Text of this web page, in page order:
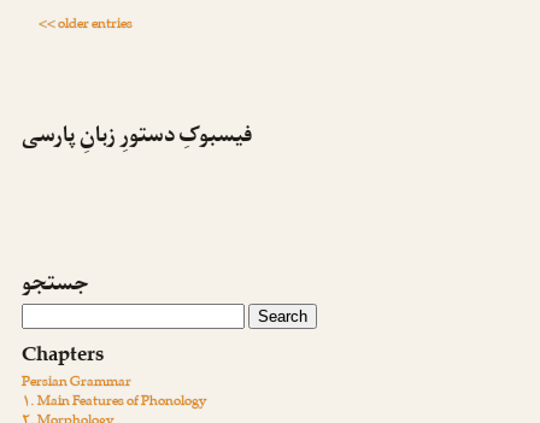
<< older entries
فیسبوکِ دستورِ زبانِ پارسی
جستجو
Chapters
Persian Grammar
۱. Main Features of Phonology